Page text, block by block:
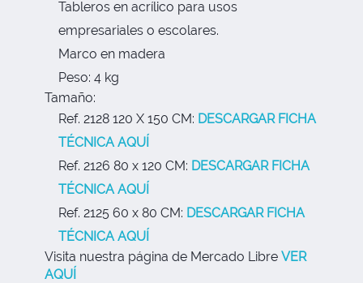
Tableros en acrílico para usos
empresariales o escolares.
Marco en madera
Peso: 4 kg
Tamaño:
Ref. 2128 120 X 150 CM: DESCARGAR FICHA
TÉCNICA AQUÍ
Ref. 2126 80 x 120 CM: DESCARGAR FICHA
TÉCNICA AQUÍ
Ref. 2125 60 x 80 CM: DESCARGAR FICHA
TÉCNICA AQUÍ
Visita nuestra página de Mercado Libre VER
AQUÍ